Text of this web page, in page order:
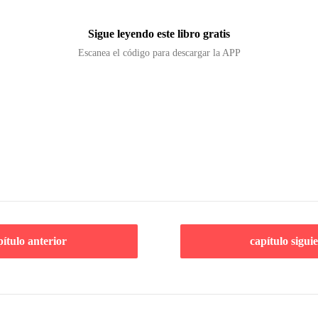
Sigue leyendo este libro gratis
Escanea el código para descargar la APP
anterior capítulo